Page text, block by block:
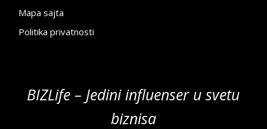
Mapa sajta
Politika privatnosti
BIZLife – Jedini influenser u svetu
biznisa